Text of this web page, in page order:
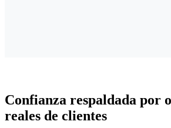
Confianza respaldada por
reales de clientes